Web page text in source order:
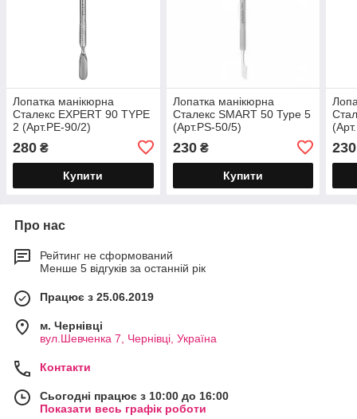
Лопатка манікюрна
Сталекс EXPERT 90 TYPE
2 (Арт.PE-90/2)
280 ₴
Купити
Лопатка манікюрна
Сталекс SMART 50 Type 5
(Арт.PS-50/5)
230₴
Купити
230
Про нас
Рейтинг не сформований
Менше 5 відгуків за останній рік
Працює з 25.06.2019
м. Чернівці
вул.Шевченка 7, Чернівці, Україна
Контакти
Сьогодні працює з 10:00 до 16:00
Показати весь графік роботи